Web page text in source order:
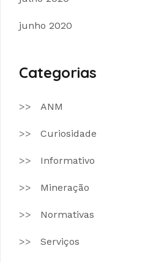
junho 2020
Categorias
ANM
Curiosidade
Informativo
Mineração
Normativas
Serviços